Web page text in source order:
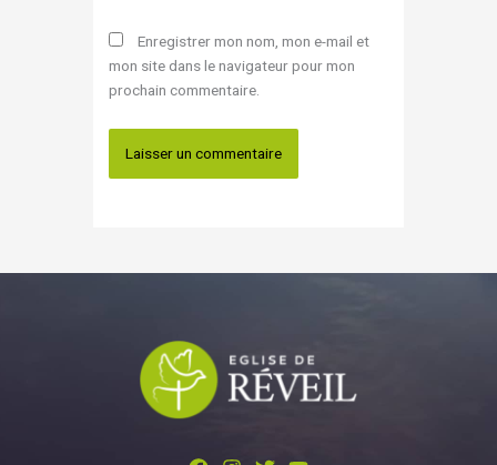
Enregistrer mon nom, mon e-mail et
mon site dans le navigateur pour mon
prochain commentaire.